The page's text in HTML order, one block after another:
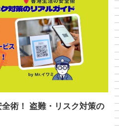
全術！ 盗難・リスク対策の